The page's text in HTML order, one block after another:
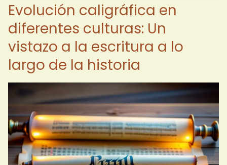
Evolución caligráfica en
diferentes culturas: Un
vistazo a la escritura a lo
largo de la historia